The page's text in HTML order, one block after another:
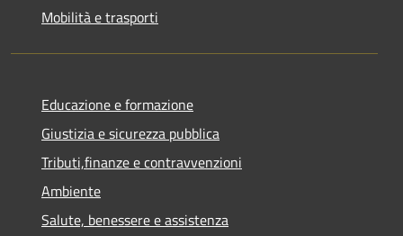
Mobilità e trasporti
Educazione e formazione
Giustizia e sicurezza pubblica
Tributi,finanze e contravvenzioni
Ambiente
Salute, benessere e assistenza